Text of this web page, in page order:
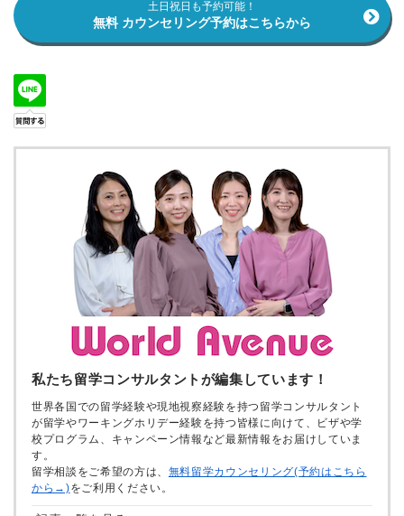
土日祝日も予約可能！
無料 カウンセリング予約はこちらから
私たち留学コンサルタントが編集しています！
世界各国での留学経験や現地視察経験を持つ留学コンサルタント
が留学やワーキングホリデー経験を持つ皆様に向けて、ビザや学
校プログラム、キャンペーン情報など最新情報をお届けしていま
す。
留学相談をご希望の方は、 無料留学カウンセリング(予約はこちら
から→)をご利用ください。